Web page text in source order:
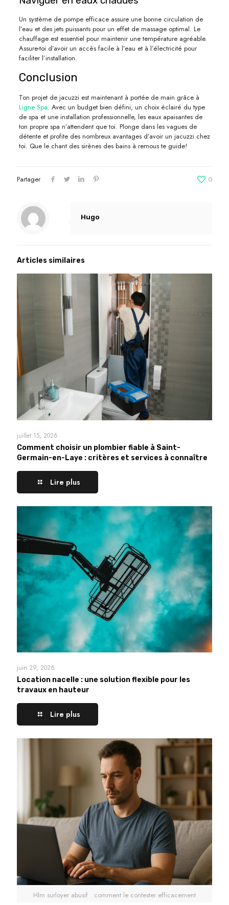
Un système de pompe efficace assure une bonne circulation de
l’eau et des jets puissants pour un effet de massage optimal. Le
chauffage est essentiel pour maintenir une température agréable.
Assure-toi d’avoir un accès facile à l’eau et à l’électricité pour
faciliter l’installation.
Conclusion
Ton projet de jacuzzi est maintenant à portée de main grâce à
Ligne Spa. Avec un budget bien défini, un choix éclairé du type
de spa et une installation professionnelle, les eaux apaisantes de
ton propre spa n’attendent que toi. Plonge dans les vagues de
détente et profite des nombreux avantages d’avoir un jacuzzi chez
toi. Que le chant des sirènes des bains à remous te guide!
Partager 0
Hugo
Articles similaires
juillet 15, 2026
Comment choisir un plombier fiable à Saint-
Germain-en-Laye : critères et services à connaître
Lire plus
juin 29, 2026
Location nacelle : une solution flexible pour les
travaux en hauteur
Lire plus
Hlm surloyer abusif : comment le contester efficacement